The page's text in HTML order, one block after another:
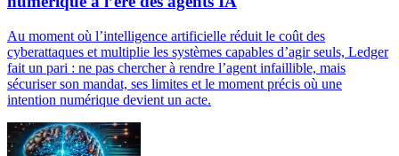
Au moment où l’intelligence artificielle réduit le coût des
cyberattaques et multiplie les systèmes capables d’agir seuls, Ledger
fait un pari : ne pas chercher à rendre l’agent infaillible, mais
sécuriser son mandat, ses limites et le moment précis où une
intention numérique devient un acte.